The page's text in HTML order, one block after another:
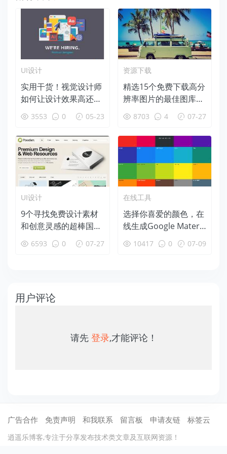
UI设计
实用干货！视觉设计师
如何让设计效果高还原
度落地？
3553 0 05-23
资源下载
精选15个免费下载高分
辨率图片的最佳图库网
站推荐8703 4 07-27
UI设计
9个寻找免费设计素材
和创意灵感的超棒国外
设计素材网站
6593 0 07-27
在线工具
选择你喜爱的颜色，在
线生成Google Materia
l Design 风格配色建议
10417 0 07-09
用户评论
请先 登录,才能评论！
广告合作 免责声明 和我联系 留言板 申请友链 标签云
逍遥乐博客,专注于分享发布技术类文章及互联网资源！